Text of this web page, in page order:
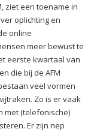
ziet een toename in
oplichting en
online
meer bewust te
eerste kwartaal van
die bij de AFM
veel vormen
Zo is er vaak
met (telefonische)
Er zijn nep